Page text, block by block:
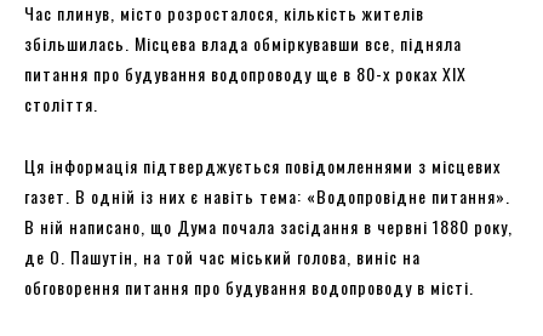
Час плинув, місто розросталося, кількість жителів
збільшилась. Місцева влада обміркувавши все, підняла
питання про будування водопроводу ще в 80-х роках XIX
століття.
Ця інформація підтверджується повідомленнями з місцевих
газет. В одній із них є навіть тема: «Водопровідне питання».
В ній написано, що Дума почала засідання в червні 1880 року,
де О. Пашутін, на той час міський голова, виніс на
обговорення питання про будування водопроводу в місті.